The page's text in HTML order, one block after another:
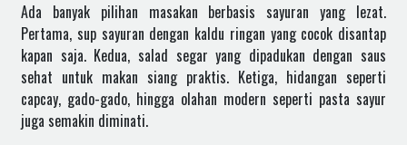
Ada banyak pilihan masakan berbasis sayuran yang lezat.
Pertama, sup sayuran dengan kaldu ringan yang cocok disantap
kapan saja. Kedua, salad segar yang dipadukan dengan saus
sehat untuk makan siang praktis. Ketiga, hidangan seperti
capcay, gado-gado, hingga olahan modern seperti pasta sayur
juga semakin diminati.